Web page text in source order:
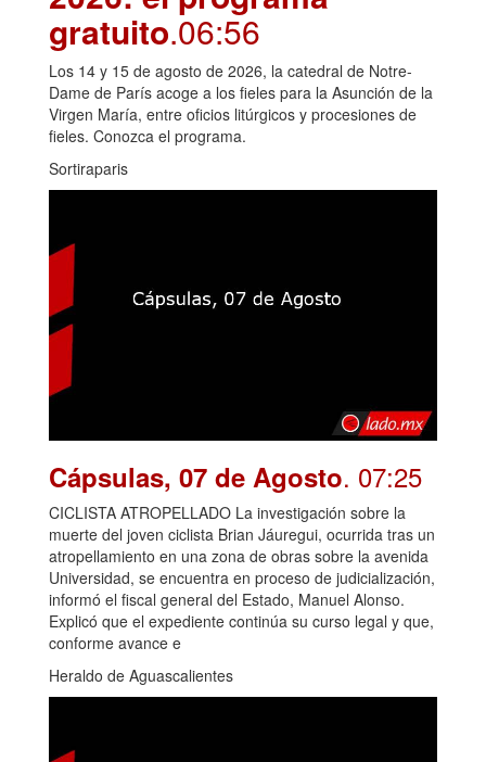
gratuito.06:56
Los 14 y 15 de agosto de 2026, la catedral de Notre-
Dame de París acoge a los fieles para la Asunción de la
Virgen María, entre oficios litúrgicos y procesiones de
fieles. Conozca el programa.
Sortiraparis
Cápsulas, 07 de Agosto. 07:25
CICLISTA ATROPELLADO La investigación sobre la
muerte del joven ciclista Brian Jáuregui, ocurrida tras un
atropellamiento en una zona de obras sobre la avenida
Universidad, se encuentra en proceso de judicialización,
informó el fiscal general del Estado, Manuel Alonso.
Explicó que el expediente continúa su curso legal y que,
conforme avance e
Heraldo de Aguascalientes